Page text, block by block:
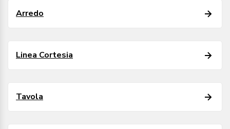
Arredo
Linea Cortesia
Tavola